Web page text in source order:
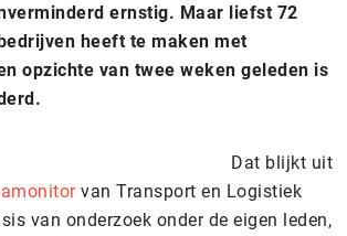
ernstig. Maar liefst 72
heeft te maken met
opzichte van twee weken geleden is
Dat blijkt uit
van Transport en Logistiek
van onderzoek onder de eigen leden,